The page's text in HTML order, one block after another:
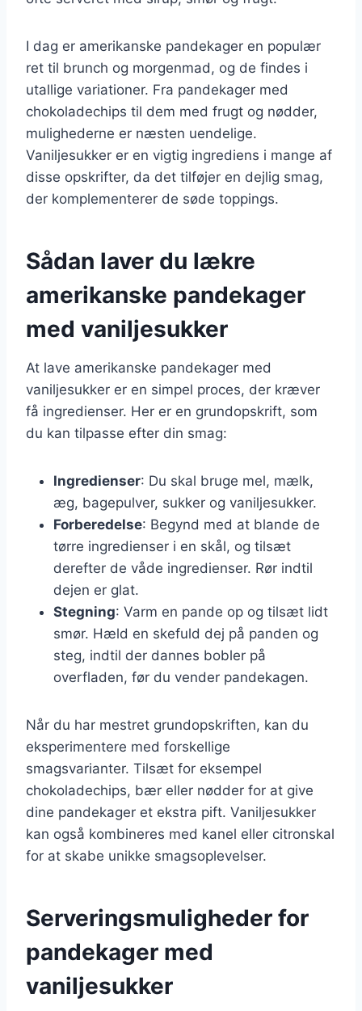
I dag er amerikanske pandekager en populær
ret til brunch og morgenmad, og de findes i
utallige variationer. Fra pandekager med
chokoladechips til dem med frugt og nødder,
mulighederne er næsten uendelige.
Vaniljesukker er en vigtig ingrediens i mange af
disse opskrifter, da det tilføjer en dejlig smag,
der komplementerer de søde toppings.
Sådan laver du lækre
amerikanske pandekager
med vaniljesukker
At lave amerikanske pandekager med
vaniljesukker er en simpel proces, der kræver
få ingredienser. Her er en grundopskrift, som
du kan tilpasse efter din smag:
Ingredienser: Du skal bruge mel, mælk,
æg, bagepulver, sukker og vaniljesukker.
Forberedelse: Begynd med at blande de
tørre ingredienser i en skål, og tilsæt
derefter de våde ingredienser. Rør indtil
dejen er glat.
Stegning: Varm en pande op og tilsæt lidt
smør. Hæld en skefuld dej på panden og
steg, indtil der dannes bobler på
overfladen, før du vender pandekagen.
Når du har mestret grundopskriften, kan du
eksperimentere med forskellige
smagsvarianter. Tilsæt for eksempel
chokoladechips, bær eller nødder for at give
dine pandekager et ekstra pift. Vaniljesukker
kan også kombineres med kanel eller citronskal
for at skabe unikke smagsoplevelser.
Serveringsmuligheder for
pandekager med
vaniljesukker